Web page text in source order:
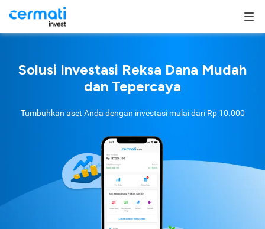
Solusi Investasi Reksa Dana Mudah
dan Tepercaya
Tumbuhkan aset Anda dengan investasi mulai dari Rp 10.000